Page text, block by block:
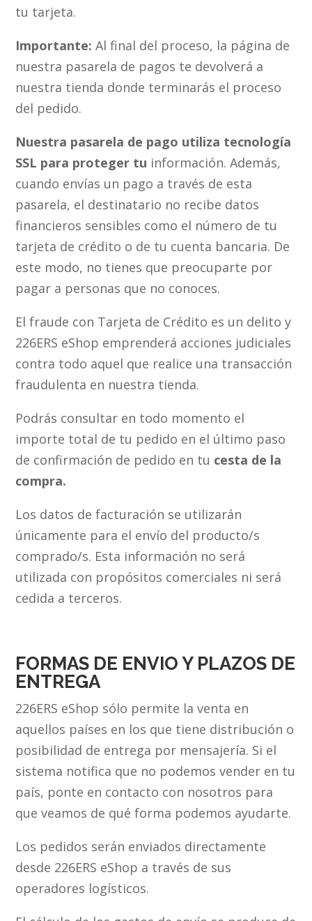
tu tarjeta.
Importante: Al final del proceso, la página de
nuestra pasarela de pagos te devolverá a
nuestra tienda donde terminarás el proceso
del pedido.
Nuestra pasarela de pago utiliza tecnología
SSL para proteger tu información. Además,
cuando envías un pago a través de esta
pasarela, el destinatario no recibe datos
financieros sensibles como el número de tu
tarjeta de crédito o de tu cuenta bancaria. De
este modo, no tienes que preocuparte por
pagar a personas que no conoces.
El fraude con Tarjeta de Crédito es un delito y
226ERS eShop emprenderá acciones judiciales
contra todo aquel que realice una transacción
fraudulenta en nuestra tienda.
Podrás consultar en todo momento el
importe total de tu pedido en el último paso
de confirmación de pedido en tu cesta de la
compra.
Los datos de facturación se utilizarán
únicamente para el envío del producto/s
comprado/s. Esta información no será
utilizada con propósitos comerciales ni será
cedida a terceros.
FORMAS DE ENVIO Y PLAZOS DE
ENTREGA
226ERS eShop sólo permite la venta en
aquellos países en los que tiene distribución o
posibilidad de entrega por mensajería. Si el
sistema notifica que no podemos vender en tu
país, ponte en contacto con nosotros para
que veamos de qué forma podemos ayudarte.
Los pedidos serán enviados directamente
desde 226ERS eShop a través de sus
operadores logísticos.